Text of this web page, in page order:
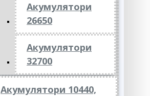
Акумулятори
26650
Акумулятори
32700
Акумулятори 10440,